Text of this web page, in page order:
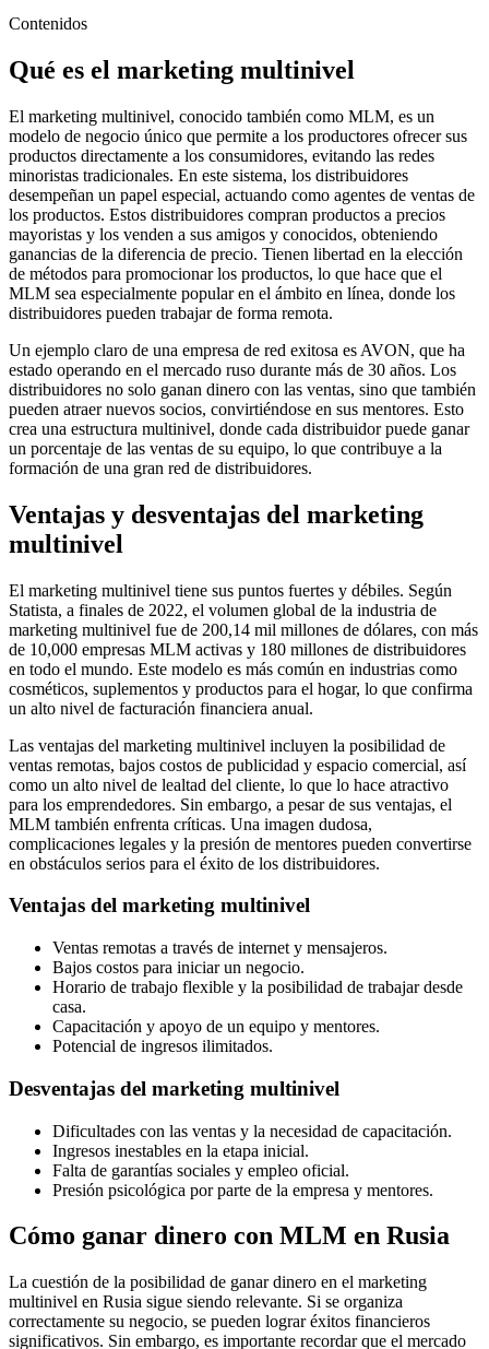
Contenidos
Qué es el marketing multinivel
El marketing multinivel, conocido también como MLM, es un
modelo de negocio único que permite a los productores ofrecer sus
productos directamente a los consumidores, evitando las redes
minoristas tradicionales. En este sistema, los distribuidores
desempeñan un papel especial, actuando como agentes de ventas de
los productos. Estos distribuidores compran productos a precios
mayoristas y los venden a sus amigos y conocidos, obteniendo
ganancias de la diferencia de precio. Tienen libertad en la elección
de métodos para promocionar los productos, lo que hace que el
MLM sea especialmente popular en el ámbito en línea, donde los
distribuidores pueden trabajar de forma remota.
Un ejemplo claro de una empresa de red exitosa es AVON, que ha
estado operando en el mercado ruso durante más de 30 años. Los
distribuidores no solo ganan dinero con las ventas, sino que también
pueden atraer nuevos socios, convirtiéndose en sus mentores. Esto
crea una estructura multinivel, donde cada distribuidor puede ganar
un porcentaje de las ventas de su equipo, lo que contribuye a la
formación de una gran red de distribuidores.
Ventajas y desventajas del marketing
multinivel
El marketing multinivel tiene sus puntos fuertes y débiles. Según
Statista, a finales de 2022, el volumen global de la industria de
marketing multinivel fue de 200,14 mil millones de dólares, con más
de 10,000 empresas MLM activas y 180 millones de distribuidores
en todo el mundo. Este modelo es más común en industrias como
cosméticos, suplementos y productos para el hogar, lo que confirma
un alto nivel de facturación financiera anual.
Las ventajas del marketing multinivel incluyen la posibilidad de
ventas remotas, bajos costos de publicidad y espacio comercial, así
como un alto nivel de lealtad del cliente, lo que lo hace atractivo
para los emprendedores. Sin embargo, a pesar de sus ventajas, el
MLM también enfrenta críticas. Una imagen dudosa,
complicaciones legales y la presión de mentores pueden convertirse
en obstáculos serios para el éxito de los distribuidores.
Ventajas del marketing multinivel
Ventas remotas a través de internet y mensajeros.
Bajos costos para iniciar un negocio.
Horario de trabajo flexible y la posibilidad de trabajar desde
casa.
Capacitación y apoyo de un equipo y mentores.
Potencial de ingresos ilimitados.
Desventajas del marketing multinivel
Dificultades con las ventas y la necesidad de capacitación.
Ingresos inestables en la etapa inicial.
Falta de garantías sociales y empleo oficial.
Presión psicológica por parte de la empresa y mentores.
Cómo ganar dinero con MLM en Rusia
La cuestión de la posibilidad de ganar dinero en el marketing
multinivel en Rusia sigue siendo relevante. Si se organiza
correctamente su negocio, se pueden lograr éxitos financieros
significativos. Sin embargo, es importante recordar que el mercado